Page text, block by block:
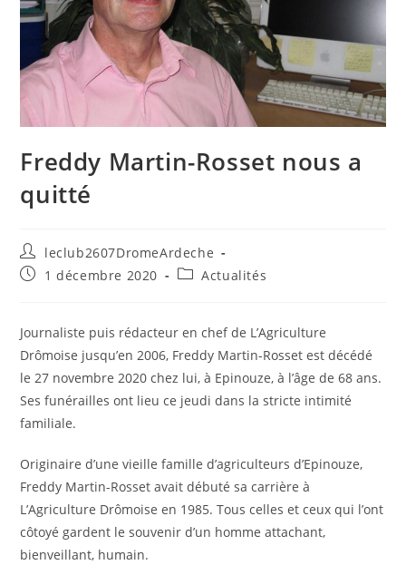
Freddy Martin-Rosset nous a
quitté
leclub2607DromeArdeche
1 décembre 2020
Actualités
Journaliste puis rédacteur en chef de L’Agriculture
Drômoise jusqu’en 2006, Freddy Martin-Rosset est décédé
le 27 novembre 2020 chez lui, à Epinouze, à l’âge de 68 ans.
Ses funérailles ont lieu ce jeudi dans la stricte intimité
familiale.
Originaire d’une vieille famille d’agriculteurs d’Epinouze,
Freddy Martin-Rosset avait débuté sa carrière à
L’Agriculture Drômoise en 1985. Tous celles et ceux qui l’ont
côtoyé gardent le souvenir d’un homme attachant,
bienveillant, humain.